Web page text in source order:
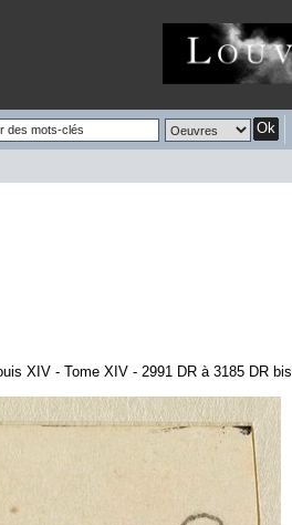
Ok
XIV - Tome XIV - 2991 DR à 3185 DR bis